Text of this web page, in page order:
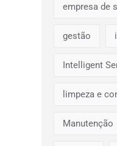
empresa de
gestão
Intelligent
limpeza e
Manutenção